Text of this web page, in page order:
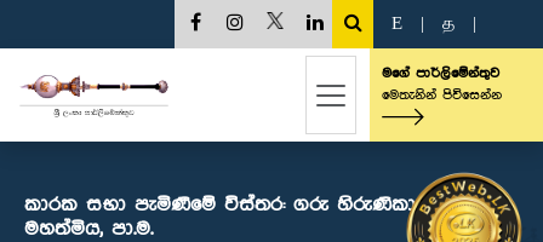
E த
මගේ පාර්ලිමේන්තුව
මෙතැනින් පිවිසෙන්න
කාරක සභා පැමිණීමේ විස්තර: ගරු හිරුණිකා ප්‍රේමචන්ද්‍ර
මහත්මිය, පා.ම.